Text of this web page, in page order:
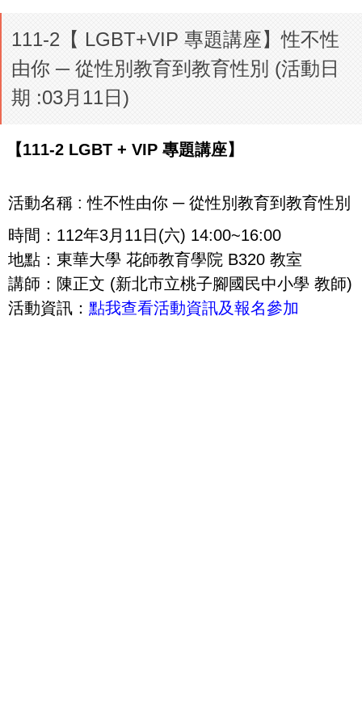
111-2【 LGBT+VIP 專題講座】性不性
由你 ─ 從性別教育到教育性別 (活動日
期 :03月11日)
【111-2 LGBT + VIP 專題講座】
活動名稱 : 性不性由你 ─ 從性別教育到教育性別
時間：112年3月11日(六) 14:00~16:00
地點：東華大學 花師教育學院 B320 教室
講師：陳正文 (新北市立桃子腳國民中小學 教師)
活動資訊： 點我查看活動資訊及報名參加